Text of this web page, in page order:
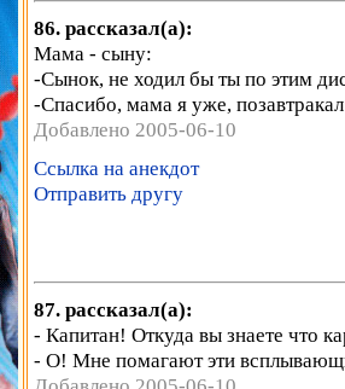
86. рассказал(а):
Мама - сыну:
-Сынок, не ходил бы ты по этим
-Спасибо, мама я уже,
Добавлено 2005-06-10
Ссылка на анекдот
Отправить другу
87. рассказал(а):
- Капитан! Откуда вы знаете что
- О! Мне помагают эти